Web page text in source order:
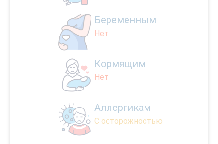
Беременным
Нет
Кормящим
Нет
Аллергикам
С осторожностью